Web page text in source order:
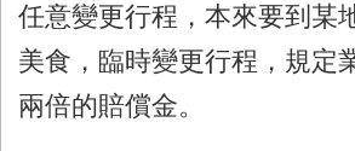
任意變更行程，本來要到某
美食，臨時變更行程，規定
兩倍的賠償金。